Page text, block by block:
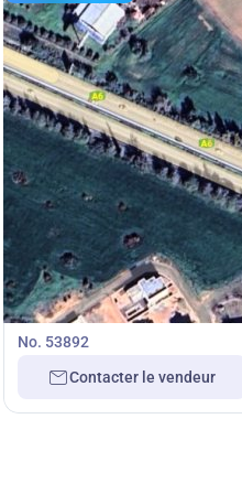
500 000
Terrain
Terrain à Kato Polemidia,
No. 53892
Contacter le vendeur